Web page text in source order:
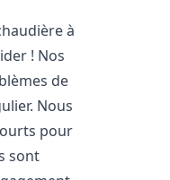
à
! Nos
de
Nous
pour
sont